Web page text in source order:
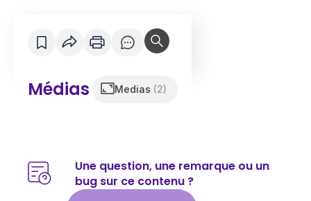
Médias Medias (2)
Une question, une remarque ou un
bug sur ce contenu ?